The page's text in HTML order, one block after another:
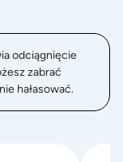
odciągnięcie
zabrać
hałasować.